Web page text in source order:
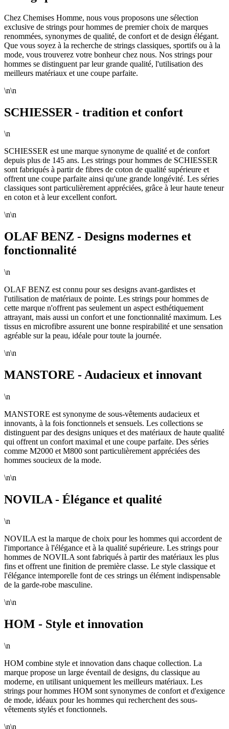
Chez Chemises Homme, nous vous proposons une sélection
exclusive de strings pour hommes de premier choix de marques
renommées, synonymes de qualité, de confort et de design élégant.
Que vous soyez à la recherche de strings classiques, sportifs ou à la
mode, vous trouverez votre bonheur chez nous. Nos strings pour
hommes se distinguent par leur grande qualité, l'utilisation des
meilleurs matériaux et une coupe parfaite.
\n\n
SCHIESSER - tradition et confort
\n
SCHIESSER est une marque synonyme de qualité et de confort
depuis plus de 145 ans. Les strings pour hommes de SCHIESSER
sont fabriqués à partir de fibres de coton de qualité supérieure et
offrent une coupe parfaite ainsi qu'une grande longévité. Les séries
classiques sont particulièrement appréciées, grâce à leur haute teneur
en coton et à leur excellent confort.
\n\n
OLAF BENZ - Designs modernes et
fonctionnalité
\n
OLAF BENZ est connu pour ses designs avant-gardistes et
l'utilisation de matériaux de pointe. Les strings pour hommes de
cette marque n'offrent pas seulement un aspect esthétiquement
attrayant, mais aussi un confort et une fonctionnalité maximum. Les
tissus en microfibre assurent une bonne respirabilité et une sensation
agréable sur la peau, idéale pour toute la journée.
\n\n
MANSTORE - Audacieux et innovant
\n
MANSTORE est synonyme de sous-vêtements audacieux et
innovants, à la fois fonctionnels et sensuels. Les collections se
distinguent par des designs uniques et des matériaux de haute qualité
qui offrent un confort maximal et une coupe parfaite. Des séries
comme M2000 et M800 sont particulièrement appréciées des
hommes soucieux de la mode.
\n\n
NOVILA - Élégance et qualité
\n
NOVILA est la marque de choix pour les hommes qui accordent de
l'importance à l'élégance et à la qualité supérieure. Les strings pour
hommes de NOVILA sont fabriqués à partir des matériaux les plus
fins et offrent une finition de première classe. Le style classique et
l'élégance intemporelle font de ces strings un élément indispensable
de la garde-robe masculine.
\n\n
HOM - Style et innovation
\n
HOM combine style et innovation dans chaque collection. La
marque propose un large éventail de designs, du classique au
moderne, en utilisant uniquement les meilleurs matériaux. Les
strings pour hommes HOM sont synonymes de confort et d'exigence
de mode, idéaux pour les hommes qui recherchent des sous-
vêtements stylés et fonctionnels.
\n\n